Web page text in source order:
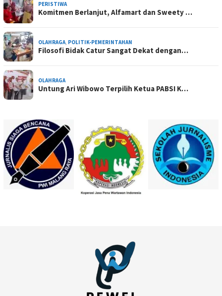
PERISTIWA
Komitmen Berlanjut, Alfamart dan Sweety …
OLAHRAGA, POLITIK-PEMERINTAHAN
Filosofi Bidak Catur Sangat Dekat dengan…
OLAHRAGA
Untung Ari Wibowo Terpilih Ketua PABSI K…